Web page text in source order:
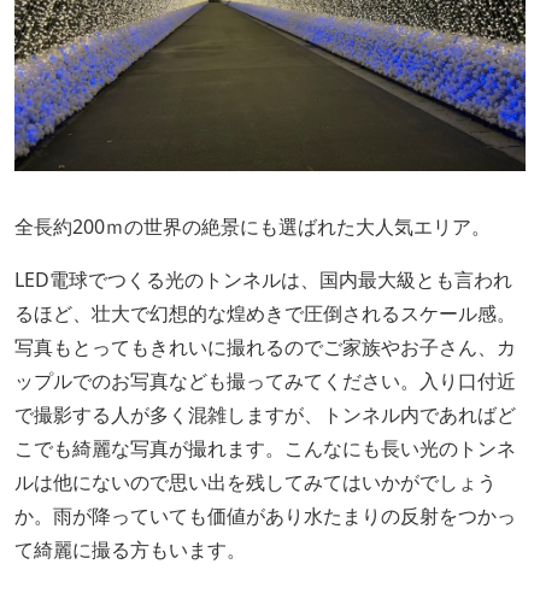
全長約200ｍの世界の絶景にも選ばれた大人気エリア。
LED電球でつくる光のトンネルは、国内最大級とも言われ
るほど、壮大で幻想的な煌めきで圧倒されるスケール感。
写真もとってもきれいに撮れるのでご家族やお子さん、カ
ップルでのお写真なども撮ってみてください。入り口付近
で撮影する人が多く混雑しますが、トンネル内であればど
こでも綺麗な写真が撮れます。こんなにも長い光のトンネ
ルは他にないので思い出を残してみてはいかがでしょう
か。雨が降っていても価値があり水たまりの反射をつかっ
て綺麗に撮る方もいます。